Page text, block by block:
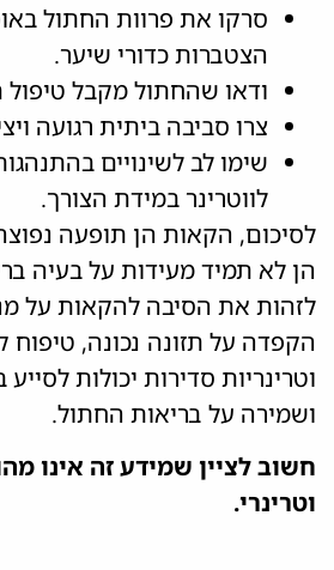
סרקו את פרוות החתול
הצטברות כדורי שיער.
ודאו שהחתול מקבל טיפול
צרו סביבה ביתית רגועה
שימו לב לשינויים
לווטרינר במידת הצורך.
לסיכום, הקאות הן תופעה
הן לא תמיד מעידות על בעיה
לזהות את הסיבה להקאות על
הקפדה על תזונה נכונה, טיפוח
וטרינריות סדירות יכולות
ושמירה על בריאות החתול.
חשוב לציין שמידע זה אינו
וטרינרי.